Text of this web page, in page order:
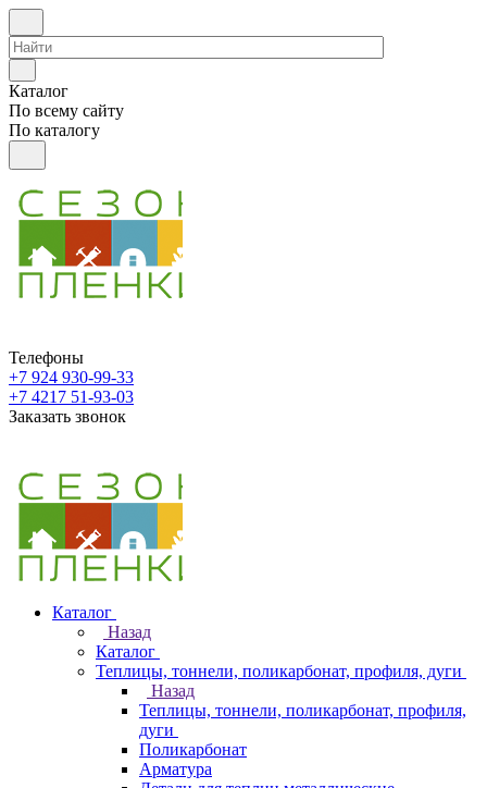
Каталог
По всему сайту
По каталогу
Телефоны
+7 924 930-99-33
+7 4217 51-93-03
Заказать звонок
Каталог
Назад
Каталог
Теплицы, тоннели, поликарбонат, профиля, дуги
Назад
Теплицы, тоннели, поликарбонат, профиля,
дуги
Поликарбонат
Арматура